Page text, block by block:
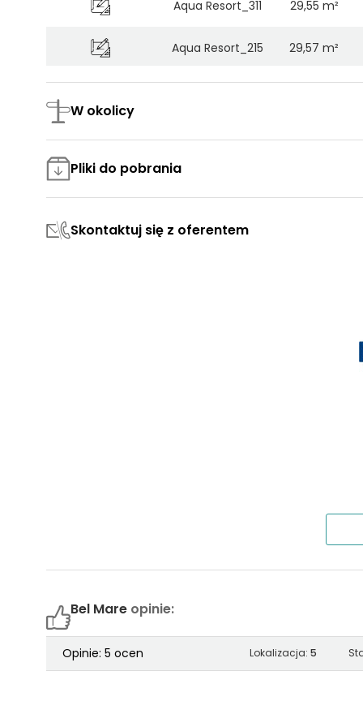
Aqua Resort_311 29,55 m²
Aqua Resort_215 29,57 m²
38,50 m²
F.520 38,65 m²
W okolicy
Pliki do pobrania
Skontaktuj się z oferentem
Bel Mare opinie:
Opinie: 5 ocen Lokalizacja: 5